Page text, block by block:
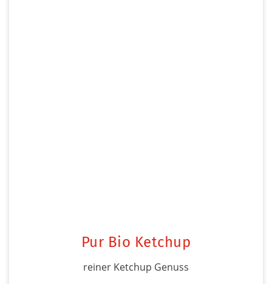
Pur Bio Ketchup
reiner Ketchup Genuss